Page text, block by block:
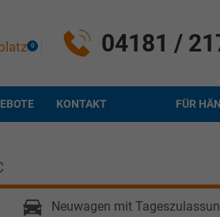
04181 /
0
FÜR
KONTAKT
Neuwagen mit